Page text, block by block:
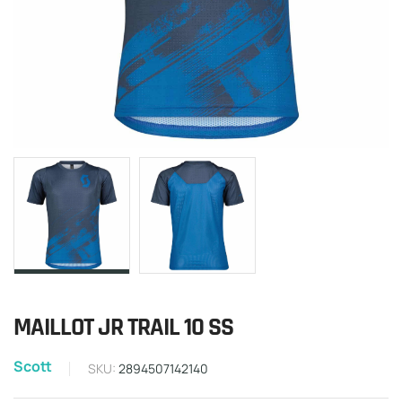
MAILLOT JR TRAIL 10 SS
Scott SKU: 2894507142140